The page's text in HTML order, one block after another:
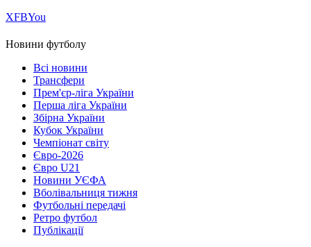
ХFBYou
Новини футболу
Всі новини
Трансфери
Прем'єр-ліга України
Перша ліга України
Збірна України
Кубок України
Чемпіонат світу
Євро-2026
Євро U21
Новини УЄФА
Вболівальниця тижня
Футбольні передачі
Ретро футбол
Публікації